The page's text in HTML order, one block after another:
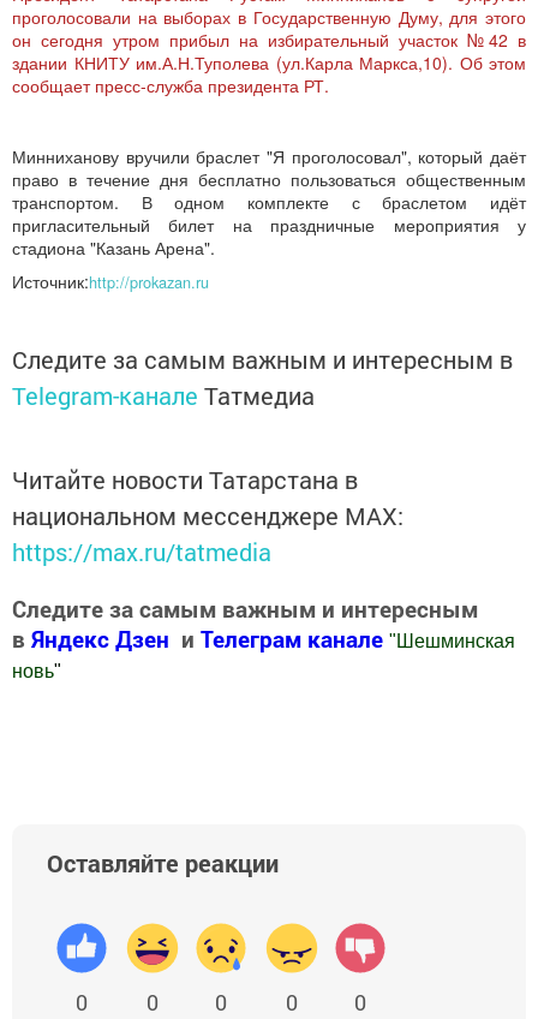
проголосовали на выборах в Государственную Думу, для этого
он сегодня утром прибыл на избирательный участок №42 в
здании КНИТУ им.А.Н.Туполева (ул.Карла Маркса,10). Об этом
сообщает пресс-служба президента РТ.
Минниханову вручили браслет "Я проголосовал", который даёт
право в течение дня бесплатно пользоваться общественным
транспортом. В одном комплекте с браслетом идёт
пригласительный билет на праздничные мероприятия у
стадиона "Казань Арена".
Источник:http://prokazan.ru
Следите за самым важным и интересным в
Telegram-канале Татмедиа
Читайте новости Татарстана в
национальном мессенджере MАХ:
https://max.ru/tatmedia
Следите за самым важным и интересным
в Яндекс Дзен и Телеграм канале " Шешминская
новь"
Оставляйте реакции
0 0 0 0 0